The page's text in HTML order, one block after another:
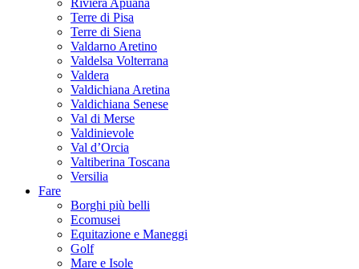
Riviera Apuana
Terre di Pisa
Terre di Siena
Valdarno Aretino
Valdelsa Volterrana
Valdera
Valdichiana Aretina
Valdichiana Senese
Val di Merse
Valdinievole
Val d’Orcia
Valtiberina Toscana
Versilia
Fare
Borghi più belli
Ecomusei
Equitazione e Maneggi
Golf
Mare e Isole